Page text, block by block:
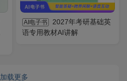
AI电子书
2027年考研基础英
语专用教材AI讲解
加载更多